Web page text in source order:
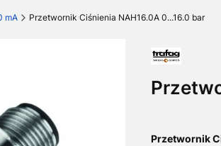
mA Przetwornik Ciśnienia NAH16.0A 0...16.0 bar
Przetwornik